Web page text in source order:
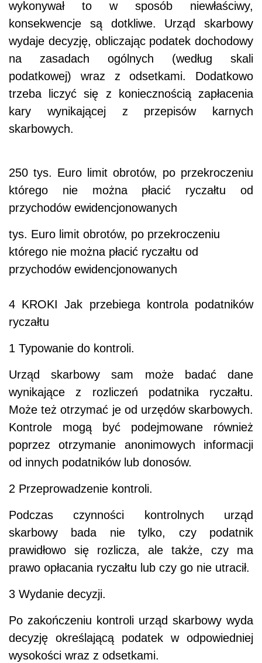
wykonywał to w sposób niewłaściwy,
konsekwencje są dotkliwe. Urząd skarbowy
wydaje decyzję, obliczając podatek dochodowy
na zasadach ogólnych (według skali
podatkowej) wraz z odsetkami. Dodatkowo
trzeba liczyć się z koniecznością zapłacenia
kary wynikającej z przepisów karnych
skarbowych.
250 tys. Euro limit obrotów, po przekroczeniu
którego nie można płacić ryczałtu od
przychodów ewidencjonowanych
tys. Euro limit obrotów, po przekroczeniu
którego nie można płacić ryczałtu od
przychodów ewidencjonowanych
4 KROKI Jak przebiega kontrola podatników
ryczałtu
1 Typowanie do kontroli.
Urząd skarbowy sam może badać dane
wynikające z rozliczeń podatnika ryczałtu.
Może też otrzymać je od urzędów skarbowych.
Kontrole mogą być podejmowane również
poprzez otrzymanie anonimowych informacji
od innych podatników lub donosów.
2 Przeprowadzenie kontroli.
Podczas czynności kontrolnych urząd
skarbowy bada nie tylko, czy podatnik
prawidłowo się rozlicza, ale także, czy ma
prawo opłacania ryczałtu lub czy go nie utracił.
3 Wydanie decyzji.
Po zakończeniu kontroli urząd skarbowy wyda
decyzję określającą podatek w odpowiedniej
wysokości wraz z odsetkami.